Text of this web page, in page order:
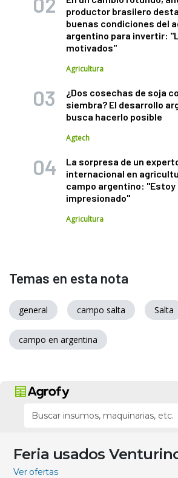
productor brasilero
buenas condiciones del
argentino para invertir:
motivados"
Agricultura
¿Dos cosechas de soja
siembra? El desarrollo
busca hacerlo posible
Agtech
La sorpresa de un
internacional en
campo argentino: "Estoy
impresionado"
Agricultura
Temas en esta nota
general campo salta Salta
campo en argentina
Feria usados
Ver ofertas